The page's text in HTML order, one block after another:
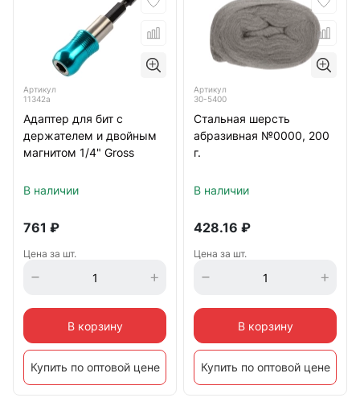
Артикул
11342а
Адаптер для бит с
держателем и двойным
магнитом 1/4" Gross
В наличии
761 ₽
Цена за шт.
В корзину
Купить по оптовой цене
Артикул
30-5400
Стальная шерсть
абразивная №0000, 200
г.
В наличии
428.16 ₽
Цена за шт.
В корзину
Купить по оптовой цене